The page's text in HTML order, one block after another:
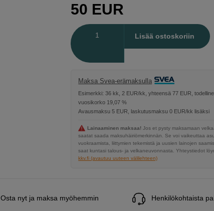
50 EUR
Lisää ostoskoriin
Maksa Svea-erämaksulla
Esimerkki: 36 kk, 2 EUR/kk, yhteensä 77 EUR,
vuosikorko 19,07 %
Avausmaksu 5 EUR, laskutusmaksu 0 EUR/kk lisäksi
Lainaaminen maksaa! Jos et pysty maksamaan
saatat saada maksuhäiriömerkinnän. Se voi vaikeuttaa
vuokraamista, liittymien tekemistä ja uusien lainojen
saat kuntasi talous- ja velkaneuvonnasta. Yhteystiedot
kkv.fi (avautuu uuteen välilehteen)
Osta nyt ja maksa myöhemmin Henkilökohtaista